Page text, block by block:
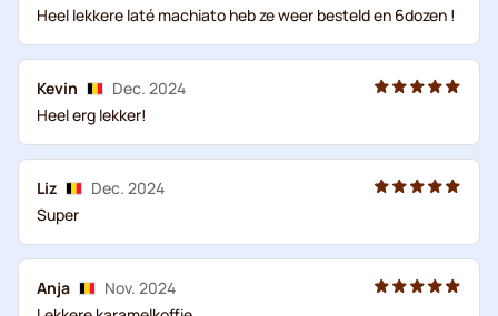
Heel lekkere laté machiato heb ze weer besteld en 6dozen !
Kevin
Dec. 2024
Heel erg lekker!
Liz
Dec. 2024
Super
Anja
Nov. 2024